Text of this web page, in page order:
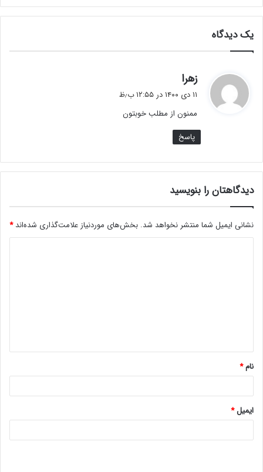
یک دیدگاه
زهرا
:
۱۱ دی ۱۴۰۰ در ۱۲:۵۵ ب٫ظ
ممنون از مطلب خوبتون
پاسخ
دیدگاهتان را بنویسید
نشانی ایمیل شما منتشر نخواهد شد. بخش‌های موردنیاز علامت‌گذاری شده‌اند*
*
نام*
ایمیل*